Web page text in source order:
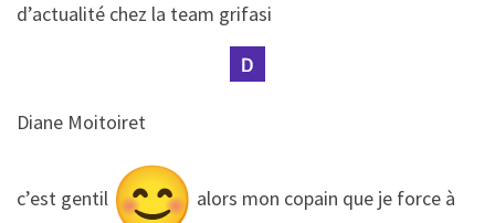
d’actualité chez la team grifasi
Diane Moitoiret
​​c’est gentil alors mon copain que je force à